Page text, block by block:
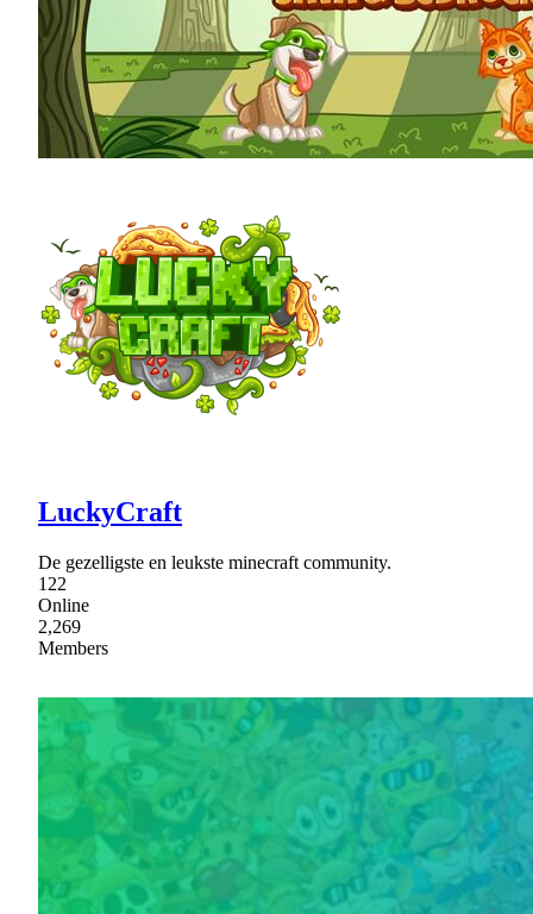
LuckyCraft
De gezelligste en leukste minecraft community.
122
Online
2,269
Members